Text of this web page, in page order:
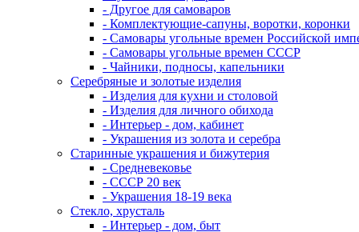
- Другое для самоваров
- Комплектующие-сапуны, воротки, коронки
- Самовары угольные времен Российской
- Самовары угольные времен СССР
- Чайники, подносы, капельники
Серебряные и золотые изделия
- Изделия для кухни и столовой
- Изделия для личного обихода
- Интерьер - дом, кабинет
- Украшения из золота и серебра
Старинные украшения и бижутерия
- Средневековье
- СССР 20 век
- Украшения 18-19 века
Стекло, хрусталь
- Интерьер - дом, быт